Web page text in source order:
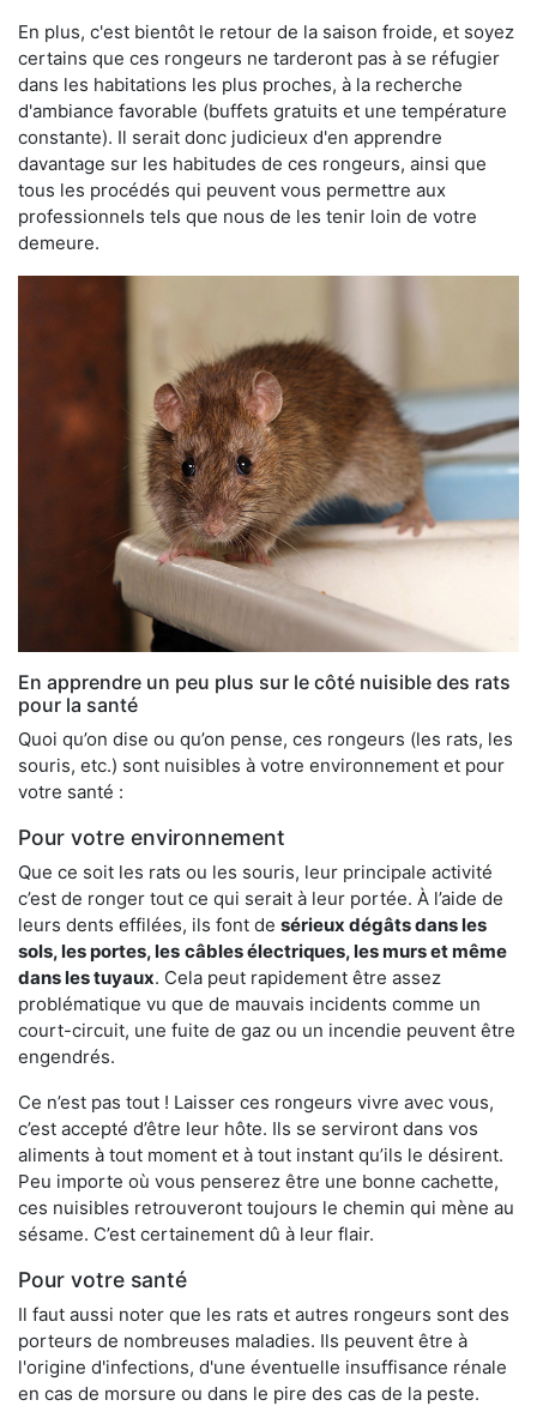
En plus, c'est bientôt le retour de la saison froide, et soyez
certains que ces rongeurs ne tarderont pas à se réfugier
dans les habitations les plus proches, à la recherche
d'ambiance favorable (buffets gratuits et une température
constante). Il serait donc judicieux d'en apprendre
davantage sur les habitudes de ces rongeurs, ainsi que
tous les procédés qui peuvent vous permettre aux
professionnels tels que nous de les tenir loin de votre
demeure.
En apprendre un peu plus sur le côté nuisible des rats
pour la santé
Quoi qu’on dise ou qu’on pense, ces rongeurs (les rats, les
souris, etc.) sont nuisibles à votre environnement et pour
votre santé :
Pour votre environnement
Que ce soit les rats ou les souris, leur principale activité
c’est de ronger tout ce qui serait à leur portée. À l’aide de
leurs dents effilées, ils font de sérieux dégâts dans les
sols, les portes, les câbles électriques, les murs et même
dans les tuyaux. Cela peut rapidement être assez
problématique vu que de mauvais incidents comme un
court-circuit, une fuite de gaz ou un incendie peuvent être
engendrés.
Ce n’est pas tout ! Laisser ces rongeurs vivre avec vous,
c’est accepté d’être leur hôte. Ils se serviront dans vos
aliments à tout moment et à tout instant qu’ils le désirent.
Peu importe où vous penserez être une bonne cachette,
ces nuisibles retrouveront toujours le chemin qui mène au
sésame. C’est certainement dû à leur flair.
Pour votre santé
Il faut aussi noter que les rats et autres rongeurs sont des
porteurs de nombreuses maladies. Ils peuvent être à
l'origine d'infections, d'une éventuelle insuffisance rénale
en cas de morsure ou dans le pire des cas de la peste.